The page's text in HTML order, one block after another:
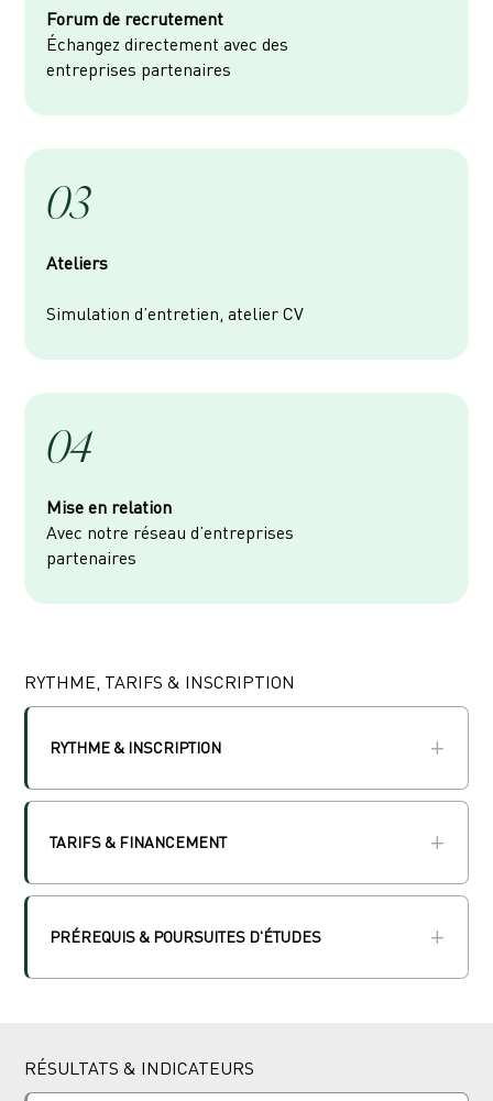
Forum de recrutement
Échangez directement avec des
entreprises partenaires
03
Ateliers
Simulation d’entretien, atelier CV
04
Mise en relation
Avec notre réseau d’entreprises
partenaires
RYTHME, TARIFS & INSCRIPTION
RYTHME & INSCRIPTION
TARIFS & FINANCEMENT
PRÉREQUIS & POURSUITES D'ÉTUDES
RÉSULTATS & INDICATEURS